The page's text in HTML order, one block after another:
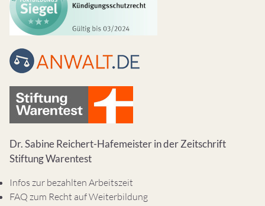
Dr. Sabine Reichert-Hafemeister in der Zeitschrift
Stiftung Warentest
Infos zur bezahlten Arbeitszeit
FAQ zum Recht auf Weiterbildung